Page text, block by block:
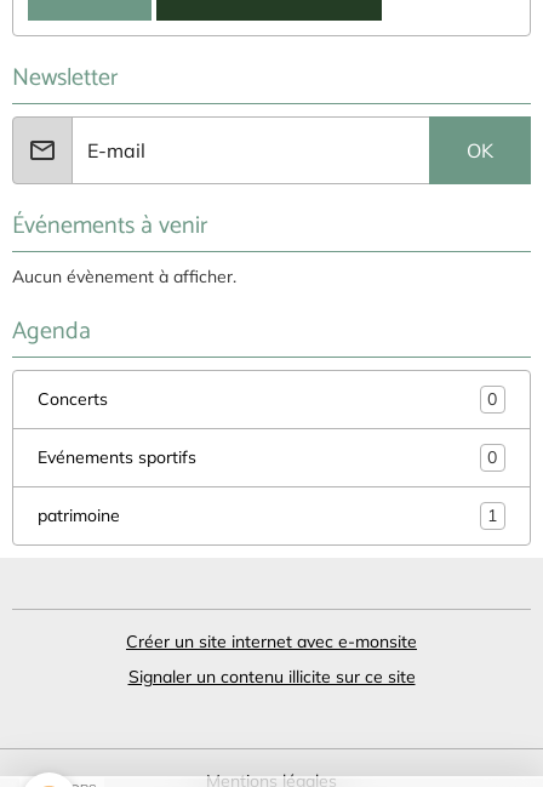
Newsletter
OK
Événements à venir
Aucun évènement à afficher.
Agenda
Concerts 0
Evénements sportifs 0
patrimoine 1
Créer un site internet avec e-monsite
Signaler un contenu illicite sur ce site
Mentions légales